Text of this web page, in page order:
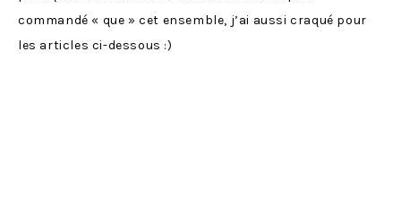
commandé « que » cet ensemble, j’ai aussi craqué pour
les articles ci-dessous :)